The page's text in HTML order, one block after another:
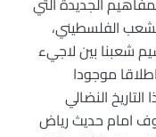
الفلسطيني،
شعبنا بين لاجيء
موجودا
النضالي
امام حديث رياض